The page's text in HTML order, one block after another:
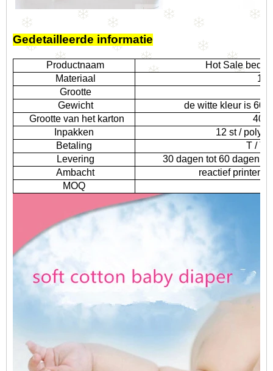
Gedetailleerde informatie
Productnaam
Hot Sale
Materiaal
Grootte
Gewicht
de witte kleur is 60g
Grootte van het karton
40 *
Inpakken
12 st /
Betaling
T / T,
Levering
30 dagen tot 60 dagen
Ambacht
reactief printen,
MOQ